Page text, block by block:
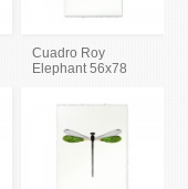
Cuadro Roy
Elephant 56x78